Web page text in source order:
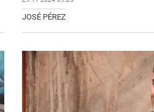
JOSÉ PÉREZ